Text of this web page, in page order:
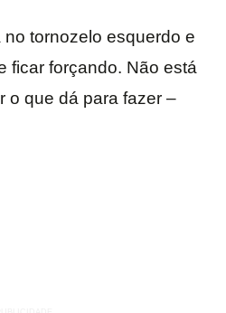
tornozelo esquerdo e
ficar forçando. Não está
o que dá para fazer –